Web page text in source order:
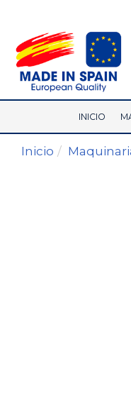
INICIO
Inicio